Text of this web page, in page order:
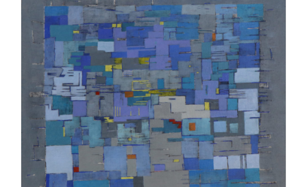
Hace 13 años inaugurábamos por estas fechas nuestra
primera exposición, “Ramón Masats. Color”. En espera de
recuperar la actividad habitual de la galería, hemos querido
rendir un homenaje a Masats, uno de nuestros autores
más queridos, dando a conocer una colección de
fotografías, la [...]